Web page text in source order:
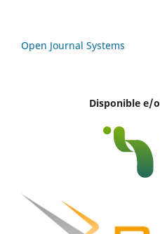
Open Journal Systems
Disponible e/